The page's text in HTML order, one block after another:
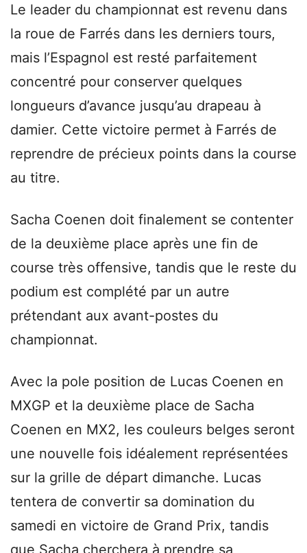
Le leader du championnat est revenu dans
la roue de Farrés dans les derniers tours,
mais l’Espagnol est resté parfaitement
concentré pour conserver quelques
longueurs d’avance jusqu’au drapeau à
damier. Cette victoire permet à Farrés de
reprendre de précieux points dans la course
au titre.
Sacha Coenen doit finalement se contenter
de la deuxième place après une fin de
course très offensive, tandis que le reste du
podium est complété par un autre
prétendant aux avant-postes du
championnat.
Avec la pole position de Lucas Coenen en
MXGP et la deuxième place de Sacha
Coenen en MX2, les couleurs belges seront
une nouvelle fois idéalement représentées
sur la grille de départ dimanche. Lucas
tentera de convertir sa domination du
samedi en victoire de Grand Prix, tandis
que Sacha cherchera à prendre sa